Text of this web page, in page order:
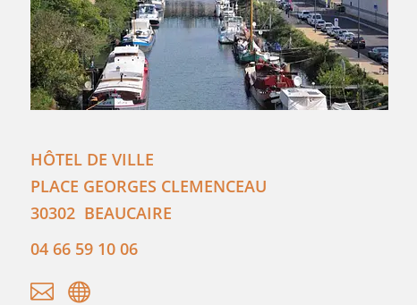
HÔTEL DE VILLE
PLACE GEORGES CLEMENCEAU
30302 BEAUCAIRE
04 66 59 10 06
 